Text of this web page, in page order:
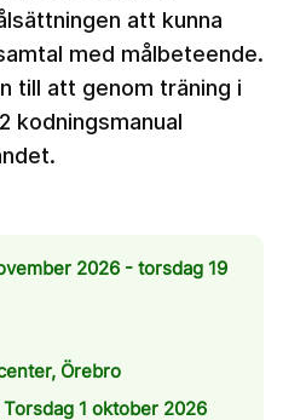
att kunna
med målbeteende.
till att genom träning i
kodningsmanual
2026 - torsdag 19
Örebro
1 oktober 2026